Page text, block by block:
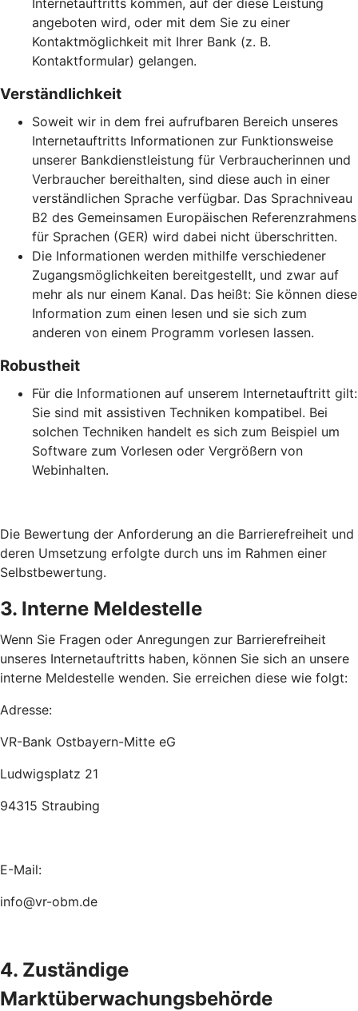
Internetauftritts kommen, auf der diese Leistung
angeboten wird, oder mit dem Sie zu einer
Kontaktmöglichkeit mit Ihrer Bank (z. B.
Kontaktformular) gelangen.
Verständlichkeit
Soweit wir in dem frei aufrufbaren Bereich unseres
Internetauftritts Informationen zur Funktionsweise
unserer Bankdienstleistung für Verbraucherinnen und
Verbraucher bereithalten, sind diese auch in einer
verständlichen Sprache verfügbar. Das Sprachniveau
B2 des Gemeinsamen Europäischen Referenzrahmens
für Sprachen (GER) wird dabei nicht überschritten.
Die Informationen werden mithilfe verschiedener
Zugangsmöglichkeiten bereitgestellt, und zwar auf
mehr als nur einem Kanal. Das heißt: Sie können diese
Information zum einen lesen und sie sich zum
anderen von einem Programm vorlesen lassen.
Robustheit
Für die Informationen auf unserem Internetauftritt gilt:
Sie sind mit assistiven Techniken kompatibel. Bei
solchen Techniken handelt es sich zum Beispiel um
Software zum Vorlesen oder Vergrößern von
Webinhalten.
Die Bewertung der Anforderung an die Barrierefreiheit und
deren Umsetzung erfolgte durch uns im Rahmen einer
Selbstbewertung.
3. Interne Meldestelle
Wenn Sie Fragen oder Anregungen zur Barrierefreiheit
unseres Internetauftritts haben, können Sie sich an unsere
interne Meldestelle wenden. Sie erreichen diese wie folgt:
Adresse:
VR-Bank Ostbayern-Mitte eG
Ludwigsplatz 21
94315 Straubing
E-Mail:
info@vr-obm.de
4. Zuständige
Marktüberwachungsbehörde